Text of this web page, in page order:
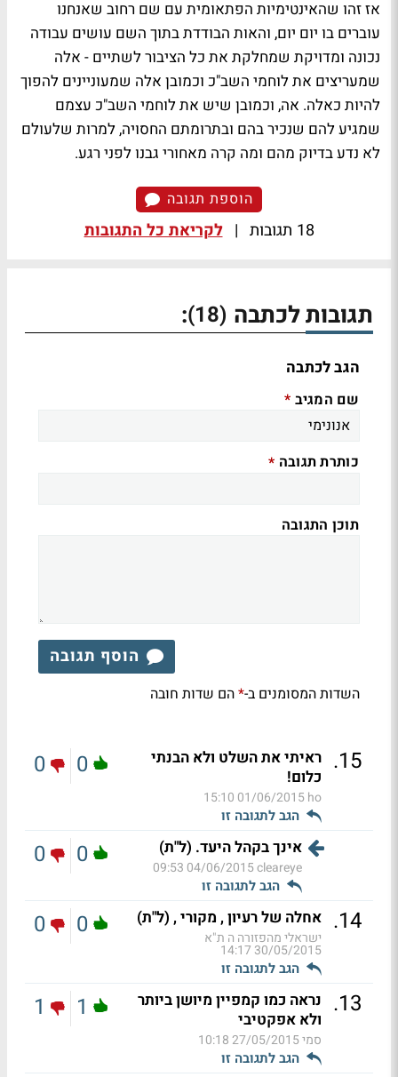
אז זהו שהאינטימיות הפתאומית עם שם רחוב שאנחנו
עוברים בו יום יום, והאות הבודדת בתוך השם עושים עבודה
נכונה ומדויקת שמחלקת את כל הציבור לשתיים - אלה
שמעריצים את לוחמי השב"כ וכמובן אלה שמעוניינים להפוך
להיות כאלה. אה, וכמובן שיש את לוחמי השב"כ עצמם
שמגיע להם שנכיר בהם ובתרומתם החסויה, למרות שלעולם
לא נדע בדיוק מהם ומה קרה מאחורי גבנו לפני רגע.
הוספת תגובה
18 תגובות | לקריאת כל התגובות
תגובות לכתבה (18)
:
הגב לכתבה
שם המגיב *
כותרת תגובה *
תוכן התגובה
הוסף תגובה
השדות המסומנים ב-*הם שדות חובה
15
. ראיתי את השלט ולא הבנתי
כלום!
ho
01/06/2015 15:10
הגב לתגובה זו
0
0
אינך בקהל היעד. (ל"ת)
cleareye
04/06/2015 09:53
הגב לתגובה זו
0
0
14
. אחלה של רעיון , מקורי , (ל"ת)
ישראלי מהפזורה ה ת"א
30/05/2015 14:17
הגב לתגובה זו
0
0
13
. נראה כמו קמפיין מיושן ביותר
ולא אפקטיבי
סמי27/05/2015 10:18
הגב לתגובה זו
1
1